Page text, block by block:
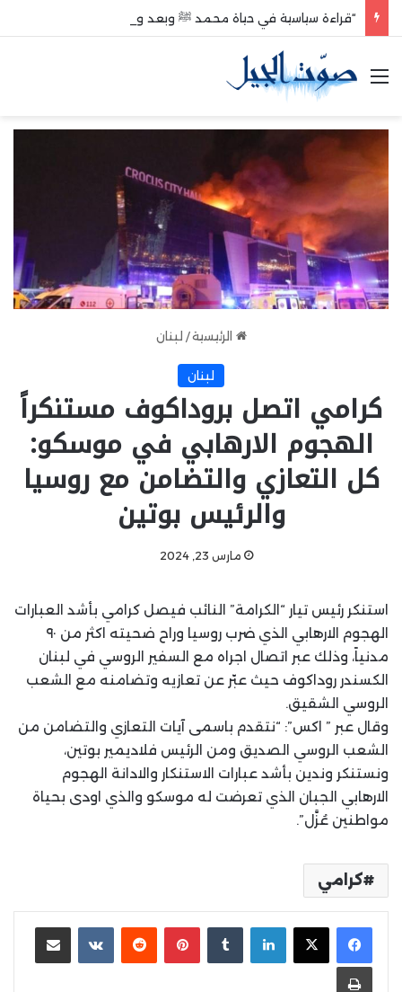
“قراءة سياسية في حياة محمد ﷺ وبعد وفاته”
القائمة
الرئيسية / لبنان
لبنان
كرامي اتصل بروداكوف مستنكراً
الهجوم الارهابي في موسكو:
كل التعازي والتضامن مع روسيا
والرئيس بوتين
مارس 23, 2024
استنكر رئيس تيار “الكرامة” النائب فيصل كرامي بأشد العبارات
الهجوم الارهابي الذي ضرب روسيا وراح ضحيته اكثر من ٩٠
مدنياً، وذلك عبر اتصال اجراه مع السفير الروسي في لبنان
الكسندر روداكوف حيث عبّر عن تعازيه وتضامنه مع الشعب
الروسي الشقيق.
وقال عبر ” اكس”: “نتقدم باسمى آيات التعازي والتضامن من
الشعب الروسي الصديق ومن الرئيس فلاديمير بوتين،
ونستنكر وندين بأشد عبارات الاستنكار والادانة الهجوم
الارهابي الجبان الذي تعرضت له موسكو والذي اودى بحياة
مواطنين عُزَّل”.
كرامي
لينكدإن بينتيريست مشاركة عبر البريد
طباعة